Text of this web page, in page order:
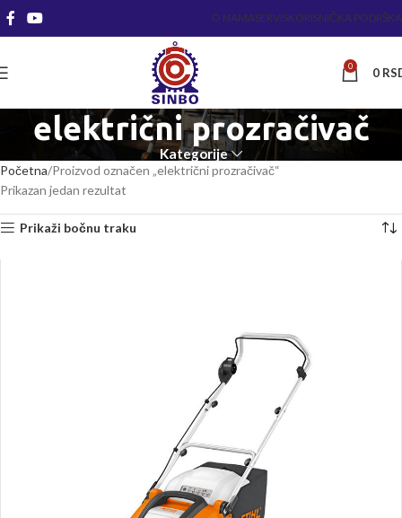
O NAMASERVISKORISNIČKA PODRŠKA
0 0
električni prozračivač
Kategorije
Početna Proizvod označen „električni prozračivač“
Prikazan jedan rezultat
Prikaži bočnu traku